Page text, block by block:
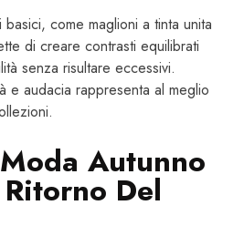
basici, come maglioni a tinta unita
di creare contrasti equilibrati
senza risultare eccessivi.
e audacia rappresenta al meglio
Autunno
Del